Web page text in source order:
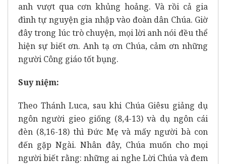
anh vượt qua cơn khủng hoảng. Và rồi cả gia
đình tự nguyện gia nhập vào đoàn dân Chúa. Giờ
đây trong lúc trò chuyện, mọi lời anh nói đều thể
hiện sự biết ơn. Anh tạ ơn Chúa, cảm ơn những
người Công giáo tốt bụng.
Suy niệm:
Theo Thánh Luca, sau khi Chúa Giêsu giảng dụ
ngôn người gieo giống (8,4-13) và dụ ngôn cái
đèn (8,16-18) thì Đức Mẹ và mấy người bà con
đến gặp Ngài. Nhân đây, Chúa muốn cho mọi
người biết rằng: những ai nghe Lời Chúa và đem